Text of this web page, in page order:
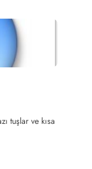
tuşlar ve kısa